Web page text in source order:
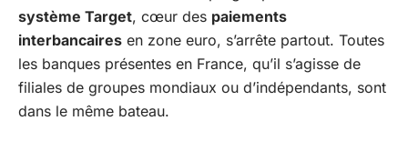
système Target, cœur des paiements
interbancaires en zone euro, s’arrête partout. Toutes
les banques présentes en France, qu’il s’agisse de
filiales de groupes mondiaux ou d’indépendants, sont
dans le même bateau.